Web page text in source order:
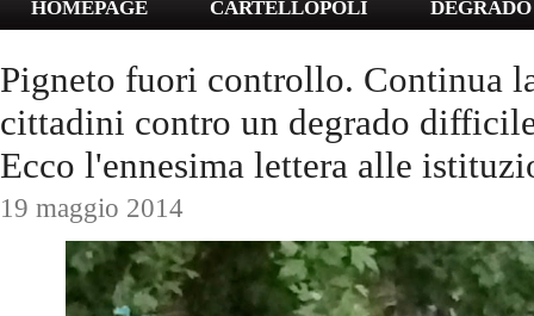
HOMEPAGE CARTELLOPOLI
Pigneto fuori controllo. Continua
cittadini contro un degrado
Ecco l'ennesima lettera alle
19 maggio 2014